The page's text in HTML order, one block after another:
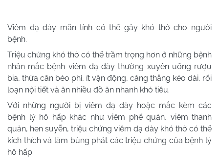
Viêm dạ dày mãn tính có thể gây khó thở cho người
bệnh.
Triệu chứng khó thở có thể trầm trọng hơn ở những bệnh
nhân mắc bệnh viêm dạ dày thường xuyên uống rượu
bia, thừa cân béo phì, ít vận động, căng thẳng kéo dài, rối
loạn nội tiết và ăn nhiều đồ ăn nhanh khó tiêu.
Với những người bị viêm dạ dày hoặc mắc kèm các
bệnh lý hô hấp khác như viêm phế quản, viêm thanh
quản, hen suyễn, triệu chứng viêm dạ dày khó thở có thể
kích thích và làm bùng phát các triệu chứng của bệnh lý
hô hấp.